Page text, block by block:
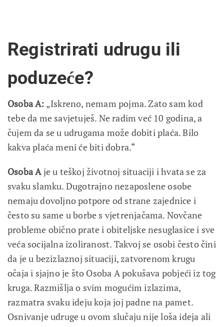
Registrirati udrugu ili
poduzeće?
Osoba A: „Iskreno, nemam pojma. Zato sam kod
tebe da me savjetuješ. Ne radim već 10 godina, a
čujem da se u udrugama može dobiti plaća. Bilo
kakva plaća meni će biti dobra.“
Osoba Aje u teškoj životnoj situaciji i hvata se za
svaku slamku. Dugotrajno nezaposlene osobe
nemaju dovoljno potpore od strane zajednice i
često su same u borbe s vjetrenjačama. Novčane
probleme obično prate i obiteljske nesuglasice i sve
veća socijalna izoliranost. Takvoj se osobi često čini
da je u bezizlaznoj situaciji, zatvorenom krugu
očaja i sjajno je što Osoba A pokušava pobjeći iz tog
kruga. Razmišlja o svim mogućim izlazima,
razmatra svaku ideju koja joj padne na pamet.
Osnivanje udruge u ovom slučaju nije loša ideja ali